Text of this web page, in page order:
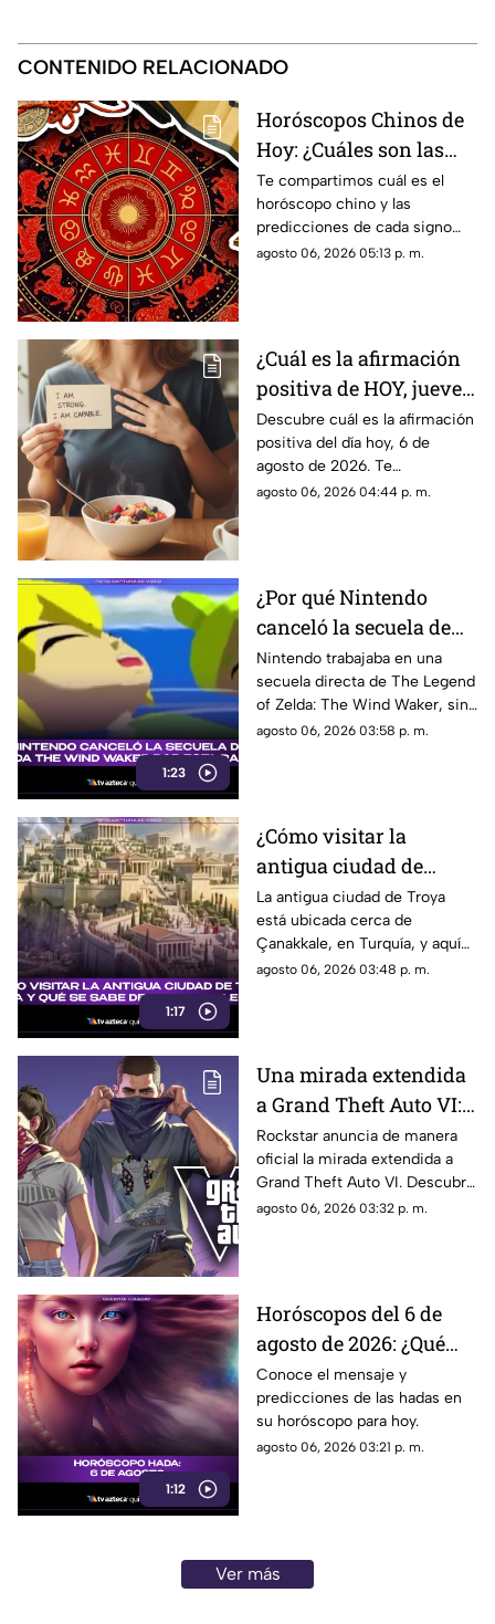
CONTENIDO RELACIONADO
Horóscopos Chinos de
Hoy: ¿Cuáles son las
predicciones para este
jueves 6 de agosto de
2026?
Te compartimos cuál es el
horóscopo chino y las
predicciones de cada signo
para el día de hoy, jueves 6 de
agosto 06, 2026 05:13 p. m.
¿Cuál es la afirmación
positiva de HOY, jueves
6 de agosto de 2026?
Repite estas palabras y
llena tu día de energía
Descubre cuál es la afirmación
positiva del día hoy, 6 de
agosto de 2026. Te
compartimos un mensaje
agosto 06, 2026 04:44 p. m.
1:23
¿Por qué Nintendo
canceló la secuela de
Zelda The Wind
Waker? Aquí te
explicamos la razón
Nintendo trabajaba en una
secuela directa de The Legend
of Zelda: The Wind Waker, sin
embargo, fue cancelada. Aquí
agosto 06, 2026 03:58 p. m.
1:17
¿Cómo visitar la
antigua ciudad de
Troya en Turquía y qué
se sabe de su origen
legendario?
La antigua ciudad de Troya
está ubicada cerca de
Çanakkale, en Turquía, y aquí
te explicamos todos los
agosto 06, 2026 03:48 p. m.
Una mirada extendida
a Grand Theft Auto VI:
¿Cuándo, dónde y a qué
hora de México se
estrena este adelanto
de GTA?
Rockstar anuncia de manera
oficial la mirada extendida a
Grand Theft Auto VI. Descubre
fecha, horario, dónde verla y
agosto 06, 2026 03:32 p. m.
1:12
Horóscopos del 6 de
agosto de 2026: ¿Qué
revelan las hadas hoy?
Conoce el mensaje y
predicciones de las hadas en
su horóscopo para hoy.
agosto 06, 2026 03:21 p. m.
Ver más